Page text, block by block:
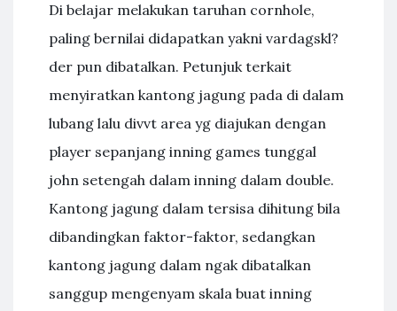
Di belajar melakukan taruhan cornhole,
paling bernilai didapatkan yakni vardagskl?
der pun dibatalkan. Petunjuk terkait
menyiratkan kantong jagung pada di dalam
lubang lalu divvt area yg diajukan dengan
player sepanjang inning games tunggal
john setengah dalam inning dalam double.
Kantong jagung dalam tersisa dihitung bila
dibandingkan faktor-faktor, sedangkan
kantong jagung dalam ngak dibatalkan
sanggup mengenyam skala buat inning